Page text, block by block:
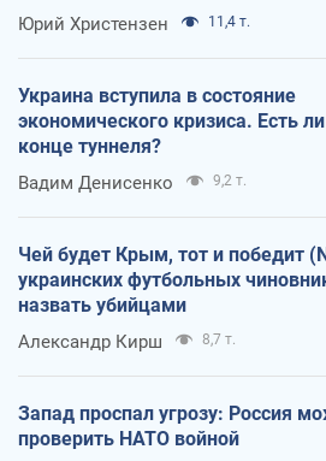
Юрий Христензен 11,4 т.
Украина вступила в состояние
экономического кризиса. Есть
конце туннеля?
Вадим Денисенко 9,2 т.
Чей будет Крым, тот и победит
украинских футбольных
назвать убийцами
Александр Кирш 8,7 т.
Запад проспал угрозу: Россия
проверить НАТО войной